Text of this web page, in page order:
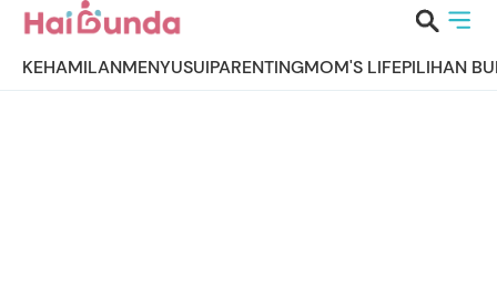
KEHAMILANMENYUSUIPARENTINGMOM'S LIFEPILIHAN